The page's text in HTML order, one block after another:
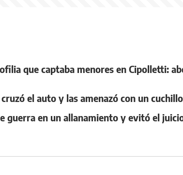
que captaba menores en Cipolletti:
el auto y las amenazó con un
guerra en un allanamiento y evitó el